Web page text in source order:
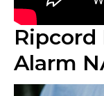
Ripcord
Alarm